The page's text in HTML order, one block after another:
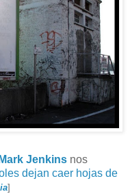
Mark Jenkins nos
dejan caer hojas de
]